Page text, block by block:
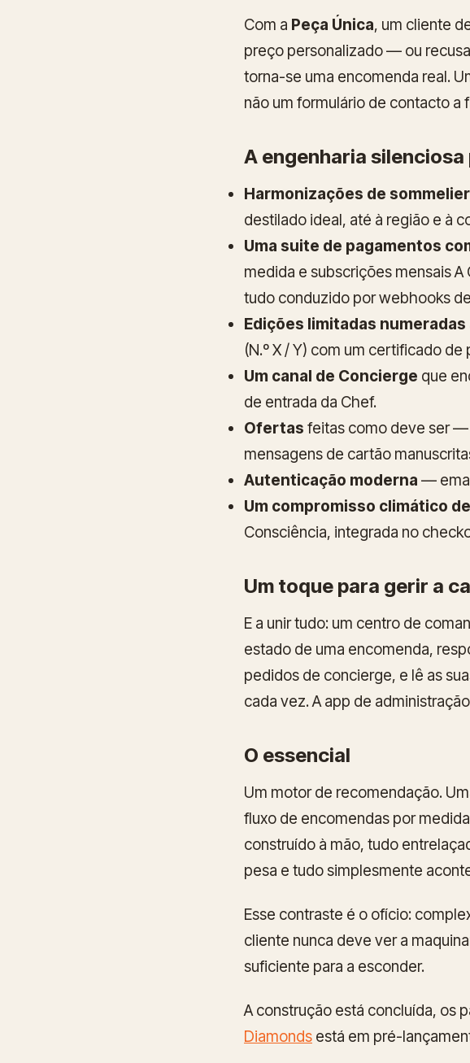
Com a Peça Única, um cliente
preço personalizado — ou
torna-se uma encomenda real.
não um formulário de contacto a
A engenharia silenciosa
Harmonizações de sommelier
destilado ideal, até à região e à
Uma suite de pagamentos
medida e subscrições mensaisA
tudo conduzido por webhooks
Edições limitadas numeradas
(N.º X / Y) com um certificado
Um canal de Concierge que
de entrada da Chef.
Ofertas feitas como deve ser —
mensagens de cartão
Autenticação moderna —
Um compromisso climático de
Consciência, integrada no
Um toque para gerir a
E a unir tudo: um centro de
estado de uma encomenda,
pedidos de concierge, e lê as
cada vez. A app de
O essencial
Um motor de recomendação.
fluxo de encomendas por
construído à mão, tudo
pesa e tudo simplesmente
Esse contraste é o ofício:
cliente nunca deve ver a
suficiente para a esconder.
A construção está concluída, os
Diamonds está em pré-